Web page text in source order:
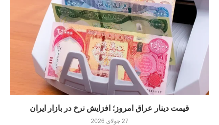
قیمت دینار عراق امروز؛ افزایش نرخ در بازار ایران
27 جولای 2026